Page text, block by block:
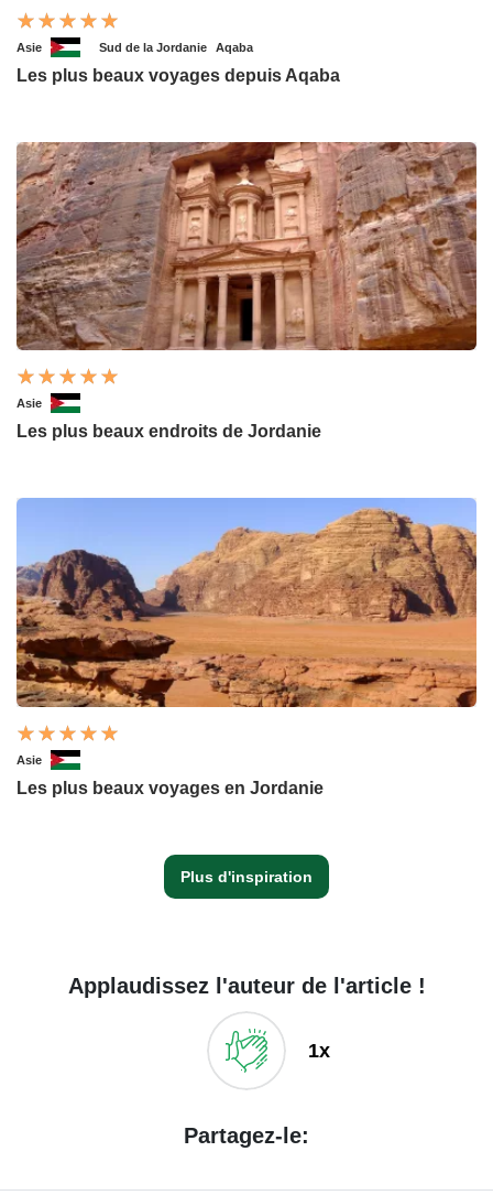
Asie Sud de la Jordanie Aqaba
Les plus beaux voyages depuis Aqaba
Asie
Les plus beaux endroits de Jordanie
Asie
Les plus beaux voyages en Jordanie
Plus d'inspiration
Applaudissez l'auteur de l'article !
1x
Partagez-le: